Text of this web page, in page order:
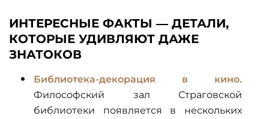
ИНТЕРЕСНЫЕ ФАКТЫ — ДЕТАЛИ,
КОТОРЫЕ УДИВЛЯЮТ ДАЖЕ
ЗНАТОКОВ
Библиотека-декорация в кино.
Философский зал Страговской
библиотеки появляется в нескольких